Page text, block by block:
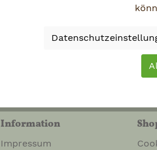
Information
Impressum